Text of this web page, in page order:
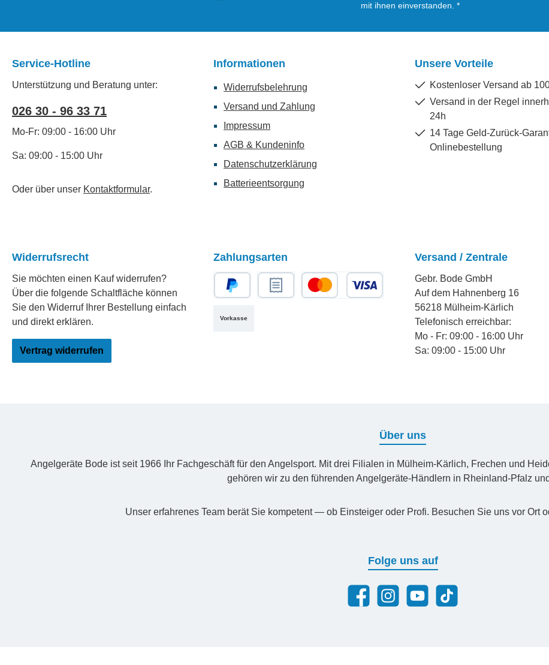
mit ihnen einverstanden. *
Service-Hotline
Unterstützung und Beratung unter:
026 30 - 96 33 71
Mo-Fr: 09:00 - 16:00 Uhr
Sa: 09:00 - 15:00 Uhr
Oder über unser Kontaktformular.
Informationen
Widerrufsbelehrung
Versand und Zahlung
Impressum
AGB & Kundeninfo
Datenschutzerklärung
Batterieentsorgung
Unsere Vorteile
Kostenloser Versand ab
Versand in der Regel
24h
14 Tage Geld-Zurück-
Onlinebestellung
Widerrufsrecht
Sie möchten einen Kauf widerrufen?
Über die folgende Schaltfläche können
Sie den Widerruf Ihrer Bestellung einfach
und direkt erklären.
Vertrag widerrufen
Zahlungsarten
Vorkasse
Versand / Zentrale
Gebr. Bode GmbH
Auf dem Hahnenberg 16
56218 Mülheim-Kärlich
Telefonisch erreichbar:
Mo - Fr: 09:00 - 16:00 Uhr
Sa: 09:00 - 15:00 Uhr
Über uns
Angelgeräte Bode ist seit 1966 Ihr Fachgeschäft für den Angelsport. Mit drei Filialen in Mülheim-Kärlich, Frechen und
gehören wir zu den führenden Angelgeräte-Händlern in Rheinland-Pfalz
Unser erfahrenes Team berät Sie kompetent — ob Einsteiger oder Profi. Besuchen Sie uns vor Ort
Folge uns auf
FacebookInstagramYouTubeTikTok